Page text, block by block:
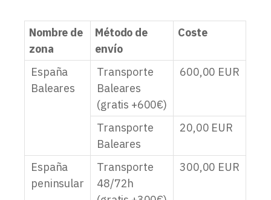
Nombre de
zona
Método de
envío
Coste
España
Baleares
Transporte
Baleares
(gratis +600€)
600,00 EUR
Transporte
Baleares
20,00 EUR
España
peninsular
Transporte
48/72h
300,00 EUR